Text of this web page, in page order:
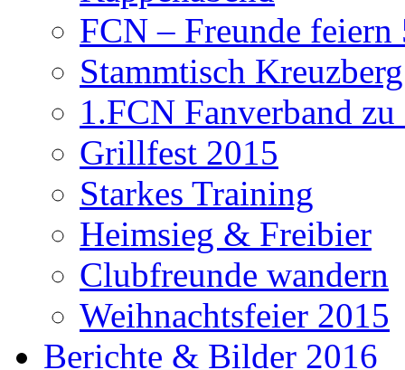
FCN – Freunde feiern
Stammtisch Kreuzberg
1.FCN Fanverband
Grillfest 2015
Starkes Training
Heimsieg & Freibier
Clubfreunde wandern
Weihnachtsfeier 2015
Berichte & Bilder 2016